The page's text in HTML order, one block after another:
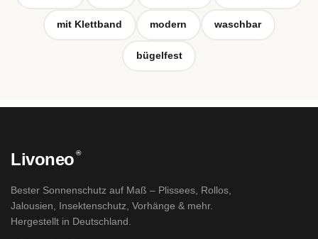
mit Klettband modern waschbar
bügelfest
Livoneo ®
Bester Sonnenschutz auf Maß – Plissees, Rollos,
Jalousien, Insektenschutz, Vorhänge & mehr.
Hergestellt in Deutschland.